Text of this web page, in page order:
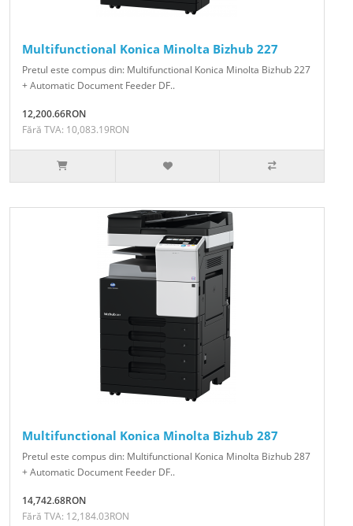
Multifunctional Konica Minolta Bizhub 227
Pretul este compus din: Multifunctional Konica Minolta Bizhub 227
+ Automatic Document Feeder DF..
12,200.66RON
Fără TVA: 10,083.19RON
Multifunctional Konica Minolta Bizhub 287
Pretul este compus din: Multifunctional Konica Minolta Bizhub 287
+ Automatic Document Feeder DF..
14,742.68RON
Fără TVA: 12,184.03RON